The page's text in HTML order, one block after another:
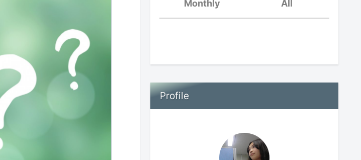
Monthly
親の孤立と子供の孤立〜
オンラインイベントを振
り返って〜
All
場面緘黙児は頭がいい？
息子のIQ：2回目の
WISC-IV検査
Profile